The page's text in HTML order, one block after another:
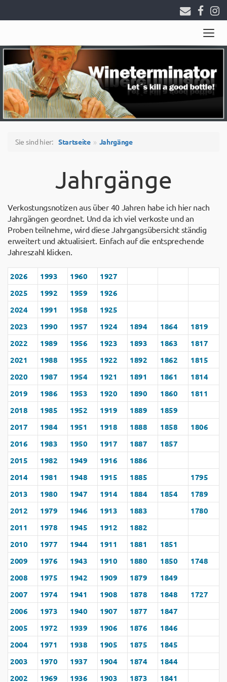
Sie sind hier: Startseite Jahrgänge
Jahrgänge
Verkostungsnotizen aus über 40 Jahren habe ich hier nach
Jahrgängen geordnet. Und da ich viel verkoste und an
Proben teilnehme, wird diese Jahrgangsübersicht ständig
erweitert und aktualisiert. Einfach auf die entsprechende
Jahreszahl klicken.
2026 1993 1960
1927
2025
1992 1959
1926
2024
1991 1958
1925
2023
1990 1957 1924 1894 1864
1819
2022
1989 1956 1923 1893 1863
1817
2021
1988 1955 1922 1892 1862
1815
2020
1987 1954 1921 1891 1861
1814
2019
1986 1953 1920 1890 1860
1811
2018
1985 1952 1919 1889
1859
2017
1984 1951 1918 1888 1858
1806
2016
1983 1950 1917 1887
1857
2015
1982 1949 1916
1886
2014
1981 1948 1915 1885
1795
2013
1980 1947 1914 1884 1854
1789
2012
1979 1946 1913 1883
1780
2011
1978 1945 1912
1882
2010
1977 1944 1911 1881
1851
2009
1976 1943 1910 1880 1850
1748
2008
1975 1942 1909 1879
1849
2007
1974 1941 1908 1878 1848
1727
2006
1973 1940 1907 1877
1847
2005
1972 1939 1906 1876
1846
2004
1971 1938 1905 1875
1845
2003
1970 1937 1904 1874
1844
2002
1969 1936 1903 1873 1841